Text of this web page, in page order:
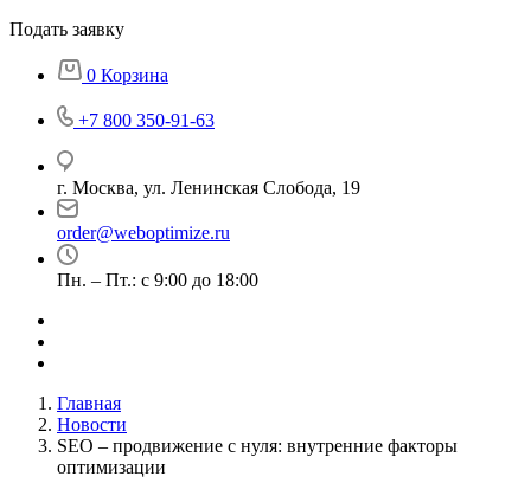
Подать заявку
0 Корзина
+7 800 350-91-63
г. Москва, ул. Ленинская Слобода, 19
order@weboptimize.ru
Пн. – Пт.: с 9:00 до 18:00
Главная
Новости
SEO – продвижение с нуля: внутренние факторы
оптимизации